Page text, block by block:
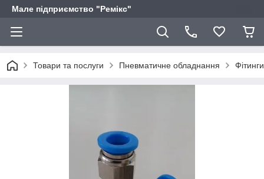
Мале підприємство "Ремікс"
Товари та послуги Пневматичне обладнання Фітинги